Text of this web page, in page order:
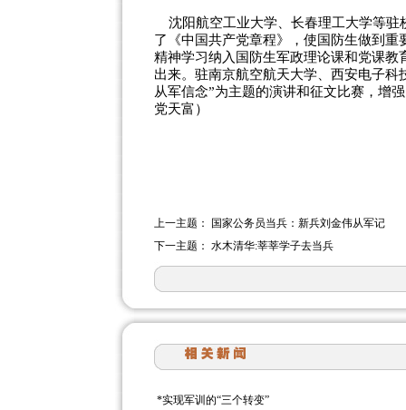
沈阳航空工业大学、长春理工大学等驻
了《中国共产党章程》，使国防生做到
精神学习纳入国防生军政理论课和党课
出来。驻南京航空航天大学、西安电子
从军信念”为主题的演讲和征文比赛，增
党天富）
上一主题：
国家公务员当兵：新兵刘金伟从军记
下一主题： 水木清华:莘莘学子去当兵
*实现军训的“三个转变”